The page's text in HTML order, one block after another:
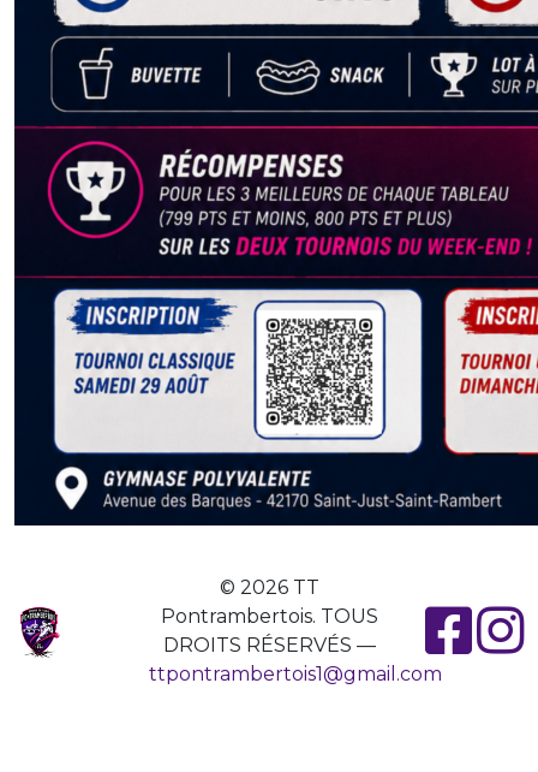
© 2026 TT
Pontrambertois. TOUS
DROITS RÉSERVÉS —
ttpontrambertois1@gmail.com